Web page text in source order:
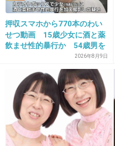
>>3
わかる。あの洗脳ママ
ね。
+963
15. 匿名 2026/07/08(水) 16:57:11
ホラーやん
押収スマホから770本のわい
せつ動画 15歳少女に酒と薬
飲ませ性的暴行か 54歳男を
再逮捕 「薬もありますよ」
とSNSで誘い出し
2026年8月9日